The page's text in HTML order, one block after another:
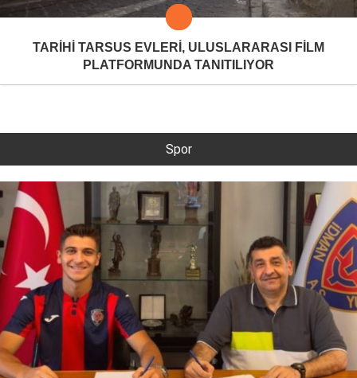
TARİHİ TARSUS EVLERİ, ULUSLARARASI FİLM
PLATFORMUNDA TANITILIYOR
Spor